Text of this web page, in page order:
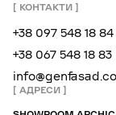
КОНТАКТИ
+38 097 548 18 84
+38 067 548 18 83
АДРЕСИ